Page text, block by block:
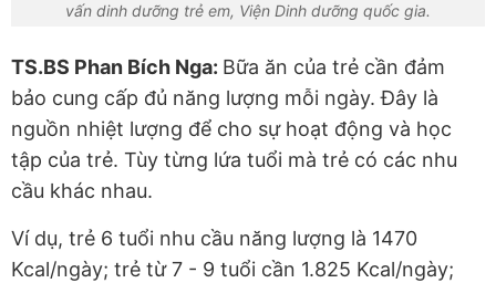
vấn dinh dưỡng trẻ em, Viện Dinh dưỡng quốc gia.
TS.BS Phan Bích Nga: Bữa ăn của trẻ cần đảm
bảo cung cấp đủ năng lượng mỗi ngày. Đây là
nguồn nhiệt lượng để cho sự hoạt động và học
tập của trẻ. Tùy từng lứa tuổi mà trẻ có các nhu
cầu khác nhau.
Ví dụ, trẻ 6 tuổi nhu cầu năng lượng là 1470
Kcal/ngày; trẻ từ 7 - 9 tuổi cần 1.825 Kcal/ngày;